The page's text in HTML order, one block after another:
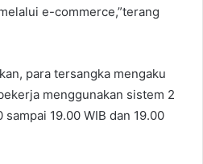
e-commerce,”terang
para tersangka mengaku
menggunakan sistem 2
19.00 WIB dan 19.00